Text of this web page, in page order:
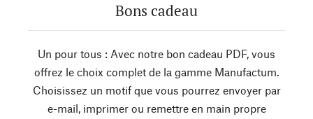
Bons cadeau
Un pour tous : Avec notre bon cadeau PDF, vous
offrez le choix complet de la gamme Manufactum.
Choisissez un motif que vous pourrez envoyer par
e-mail, imprimer ou remettre en main propre